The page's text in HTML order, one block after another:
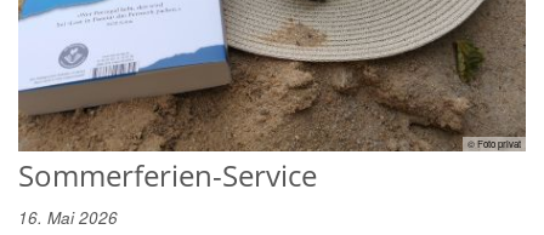
© Foto privat
Sommerferien-Service
16. Mai 2026